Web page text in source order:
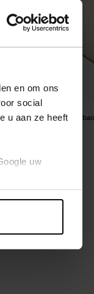
en om ons
social
u aan ze heeft
uw
Bottines à talon